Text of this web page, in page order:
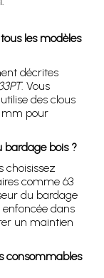
les modèles
décrites
. Vous
des clous
mm pour
bardage bois ?
choisissez
comme 63
du bardage
enfoncée dans
un maintien
consommables